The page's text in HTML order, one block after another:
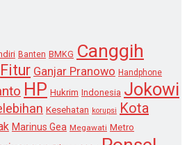
Banten BMKG Canggih
Fitur Ganjar Pranowo Handphone
HP Hukrim Indonesia Jokowi
Kesehatan korupsi
Kota
Marinus Gea Megawati Metro